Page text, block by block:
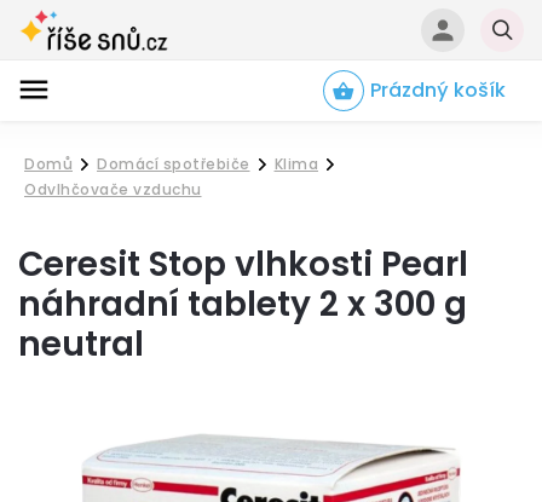
Prázdný košík
Domů
/
Domácí spotřebiče
/
Klima
/
Odvlhčovače vzduchu
Ceresit Stop vlhkosti Pearl
náhradní tablety 2 x 300 g
neutral